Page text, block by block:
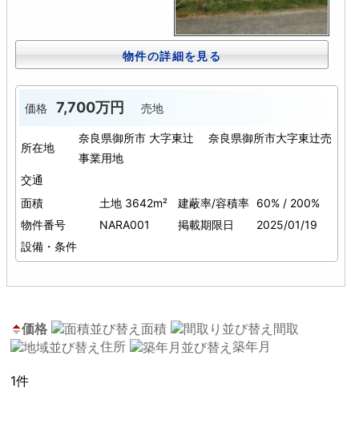
物件の詳細を見る
価格 7,700万円 売地
所在地
奈良県御所市 大字東辻 奈良県御所市大字東辻売
事業用地
交通
面積
土地 3642m² 建蔽率/容積率 60% / 200%
物件番号
NARA001 掲載期限日
2025/01/19
設備・条件
価格 面積
間取
住所
築年月
1件